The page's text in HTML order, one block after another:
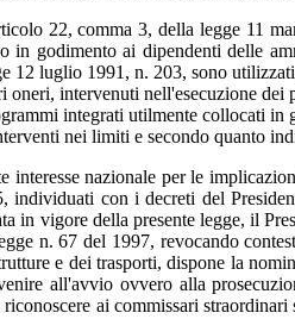
22, comma 3, della legge 11
in godimento ai dipendenti delle
12 luglio 1991, n. 203, sono
oneri, intervenuti nell'esecuzione
integrati utilmente collocati in
nei limiti e secondo quanto
interesse nazionale per le
individuati con i decreti del
in vigore della presente legge, il
n. 67 del 1997, revocando
e dei trasporti, dispone la
all'avvio ovvero alla
riconoscere ai commissari